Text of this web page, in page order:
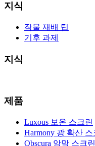
지식
작물 재배 팁
기후 과제
지식
제품
Luxous 보온 스크린
Harmony 광 확산 스
Obscura 암막 스크린